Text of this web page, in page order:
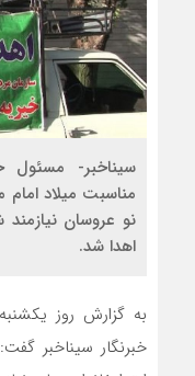
سیناخبر- مسئول
اهدا شد.
به گزارش روز
خبرنگار سیناخبر